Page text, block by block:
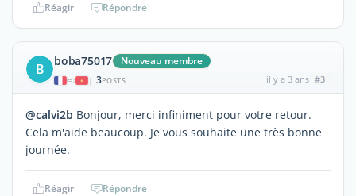
Réagir Répondre
B boba75017 Nouveau membre
| 3POSTS il y a 3 ans #3
@calvi2b Bonjour, merci infiniment pour votre retour.
Cela m'aide beaucoup. Je vous souhaite une très bonne
journée.
Réagir Répondre